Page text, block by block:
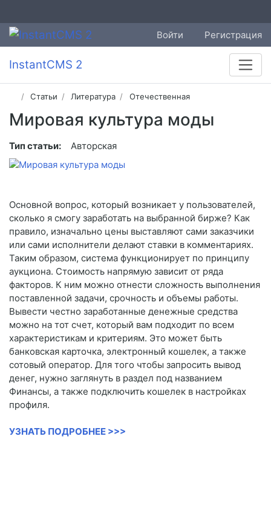
Войти Регистрация
InstantCMS 2
Статьи Литература Отечественная
Мировая культура моды
Тип статьи: Авторская
Основной вопрос, который возникает у пользователей,
сколько я смогу заработать на выбранной бирже? Как
правило, изначально цены выставляют сами заказчики
или сами исполнители делают ставки в комментариях.
Таким образом, система функционирует по принципу
аукциона. Стоимость напрямую зависит от ряда
факторов. К ним можно отнести сложность выполнения
поставленной задачи, срочность и объемы работы.
Вывести честно заработанные денежные средства
можно на тот счет, который вам подходит по всем
характеристикам и критериям. Это может быть
банковская карточка, электронный кошелек, а также
сотовый оператор. Для того чтобы запросить вывод
денег, нужно заглянуть в раздел под названием
Финансы, а также подключить кошелек в настройках
профиля.
УЗНАТЬ ПОДРОБНЕЕ >>>